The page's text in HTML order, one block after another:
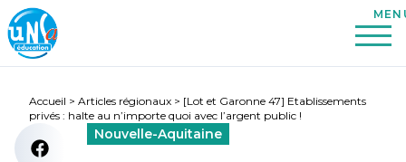
Accueil > Articles régionaux > [Lot et Garonne 47] Etablissements
privés : halte au n’importe quoi avec l’argent public !
Nouvelle-Aquitaine